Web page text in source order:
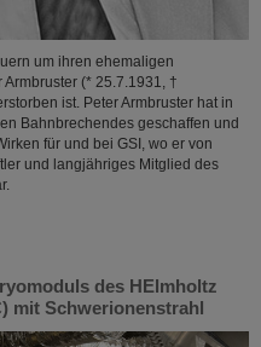
um ihren ehemaligen
Armbruster (* 25.7.1931, †
ist. Peter Armbruster hat in
Bahnbrechendes geschaffen und
für und bei GSI, wo er von
und langjähriges Mitglied des
des HElmholtz
mit Schwerionenstrahl